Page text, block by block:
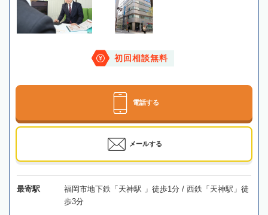
初回相談無料
電話する
メールする
最寄駅
福岡市地下鉄「天神駅 」徒歩1分 / 西鉄「天神駅」徒
歩3分